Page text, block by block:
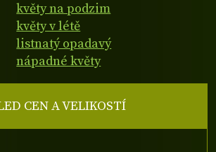
květy na podzim
květy v létě
listnatý opadavý
nápadné květy
CEN A VELIKOSTÍ